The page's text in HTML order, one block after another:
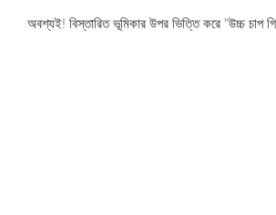
অবশ্যই! বিস্তারিত ভূমিকার উপর ভিত্তি করে "উচ্চ চাপ